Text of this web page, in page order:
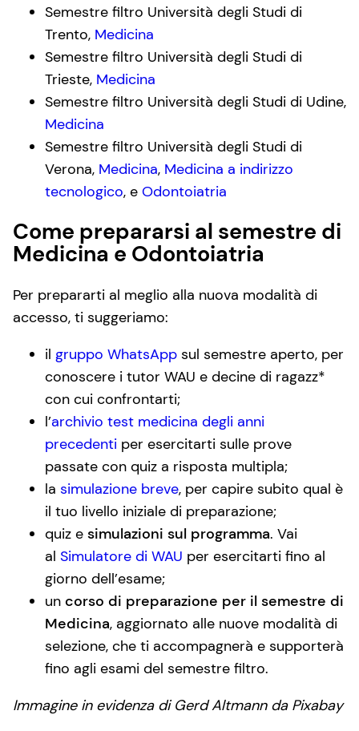
Semestre filtro Università degli Studi di
Trento, Medicina
Semestre filtro Università degli Studi di
Trieste, Medicina
Semestre filtro Università degli Studi di Udine,
Medicina
Semestre filtro Università degli Studi di
Verona, Medicina, Medicina a indirizzo
tecnologico, e Odontoiatria
Come prepararsi al semestre di
Medicina e Odontoiatria
Per prepararti al meglio alla nuova modalità di
accesso, ti suggeriamo:
il gruppo WhatsApp sul semestre aperto, per
conoscere i tutor WAU e decine di ragazz*
con cui confrontarti;
l’archivio test medicina degli anni
precedenti per esercitarti sulle prove
passate con quiz a risposta multipla;
la simulazione breve, per capire subito qual è
il tuo livello iniziale di preparazione;
quiz e simulazioni sul programma. Vai
al Simulatore di WAU per esercitarti fino al
giorno dell’esame;
un corso di preparazione per il semestre di
Medicina, aggiornato alle nuove modalità di
selezione, che ti accompagnerà e supporterà
fino agli esami del semestre filtro.
Immagine in evidenza di Gerd Altmann da Pixabay